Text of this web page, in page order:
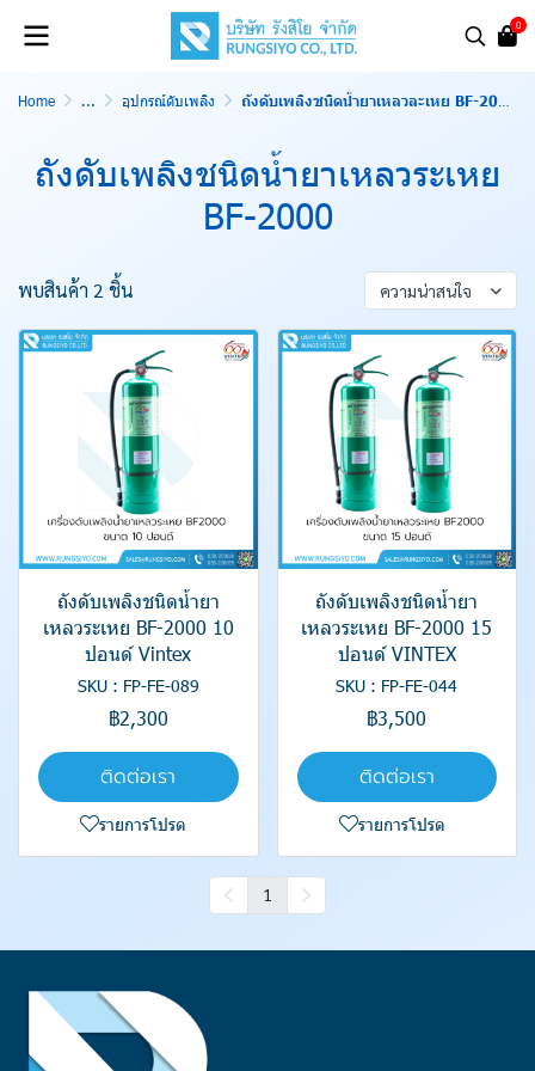
0
Home ... อุปกรณ์ดับเพลิง ถังดับเพลิงชนิดน้ำยาเหลวละเหย BF-2000
ถังดับเพลิงชนิดน้ำยาเหลวระเหย
BF-2000
พบสินค้า 2 ชิ้น ความน่าสนใจ
ถังดับเพลิงชนิดน้ำยา
เหลวระเหย BF-2000 10
ปอนด์ Vintex
SKU : FP-FE-089
฿2,300
ติดต่อเรา
รายการโปรด
ถังดับเพลิงชนิดน้ำยา
เหลวระเหย BF-2000 15
ปอนด์ VINTEX
SKU : FP-FE-044
฿3,500
ติดต่อเรา
รายการโปรด
1